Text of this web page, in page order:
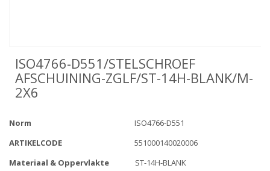
ISO4766-D551/STELSCHROEF
AFSCHUINING-ZGLF/ST-14H-BLANK/M-
2X6
Norm
ISO4766-D551
ARTIKELCODE
551000140020006
Materiaal & Oppervlakte
ST-14H-BLANK